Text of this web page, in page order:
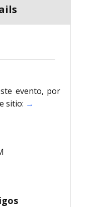
evento, por
sitio: →